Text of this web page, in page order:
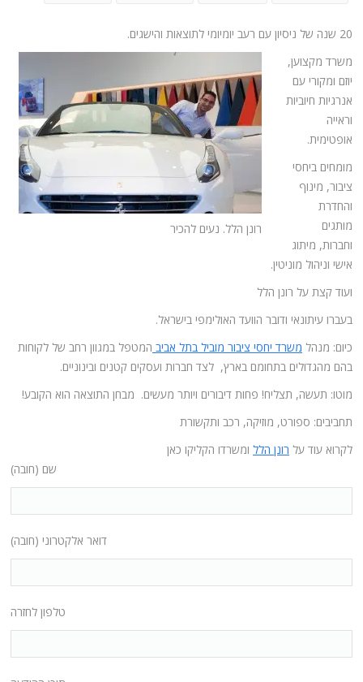
20 שנה של ניסיון עם רעב יומיומי לתוצאות והישגים.
רונן הלל. נעים להכיר
משרד מקצוען,
יוזם ומקורי עם
אנרגיות חיוביות
וראייה
אופטימית.
מומחים ביחסי
ציבור, מינוף
והחדרת
מותגים
וחברות, מיתוג
אישי וניהול מוניטין.
ועוד קצת על רונן הלל
בעברו עיתונאי ודובר הוועד האולימפי בישראל.
כיום: מנהל משרד יחסי ציבור מוביל בתל אביב המטפל במגוון רחב של לקוחות
בהם מהגדולים בתחומם בארץ, לצד חברות ועסקים קטנים ובינוניים.
מוטו: תעשה, תצליח! פחות דיבורים ויותר מעשים. מבחן התוצאה הוא הקובע!
תחביבים: ספורט, מוזיקה, רכב ותקשורת
לקרוא עוד על רונן הלל ומשרדו הקליקו כאן
שם (חובה)
דואר אלקטרוני (חובה)
טלפון לחזרה